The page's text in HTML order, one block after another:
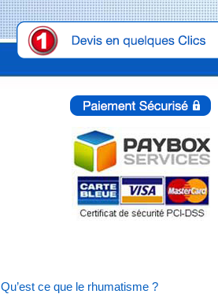
Qu’est ce que le rhumatisme ?